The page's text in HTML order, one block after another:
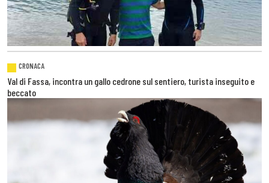
CRONACA
Val di Fassa, incontra un gallo cedrone sul sentiero, turista inseguito e
beccato